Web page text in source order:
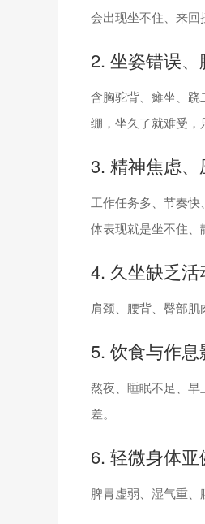
会出现坐不住、来回
2. 坐姿错误
含胸驼背、瘫坐、
绷，坐久了就难受，
3. 精神焦虑、
工作任务多、节奏
体表现就是坐不住、
4. 久坐缺乏
肩颈、腰背、臀部肌
5. 饮食与作息
熬夜、睡眠不足、
差。
6. 轻微身体亚
脾胃虚弱、湿气重、